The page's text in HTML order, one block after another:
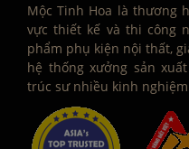
Mộc Tinh Hoa là thương
vực thiết kế và thi công
phẩm phụ kiện nội thất,
hệ thống xưởng sản
trúc sư nhiều kinh